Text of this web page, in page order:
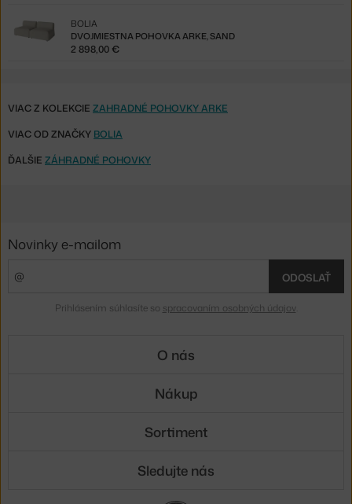
DVOJMIESTNA POHOVKA ARKE, SAND
BOLIA
2 898,00 €
VIAC Z KOLEKCIE ZAHRADNÉ POHOVKY ARKE
VIAC OD ZNAČKY BOLIA
ĎALŠIE ZÁHRADNÉ POHOVKY
Novinky e-mailom
ODOSLAŤ
Prihlásením súhlasíte so spracovaním osobných údajov.
O nás
Nákup
Sortiment
Sledujte nás